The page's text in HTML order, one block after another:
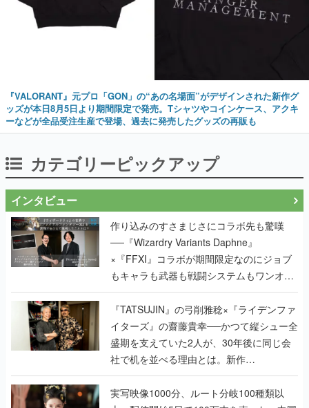
『VALORANT』元プロ「GON」の“あの名場面”がデザインされた新作グ
ッズが本日8月5日より期間限定で発売。Tシャツやコインケース、アクキ
ーなどが全品受注生産で登場、過去に発売したグッズの再販も
カテゴリーピックアップ
インタビュー
作り込みのすさまじさにコラボ先も驚嘆
──『Wizardry Variants Daphne』
×『FFXI』コラボが期間限定なのにジョブ
もキャラも武器も戦闘システムもワンオフ
で作り込まれた理由を両ディレクターに聞
く
『TATSUJIN』の弓削雅稔×『ライデンファ
イターズ』の齋藤貴幸──かつて縦シュー全
盛期を支えていた2人が、30年後に同じ会
社で机を並べる理由とは。新作
『TATSUJIN EXTREME』で初タッグを組
んだレジェンド2人に訊く開発秘話
実写映像1000分、ルート分岐100種類以